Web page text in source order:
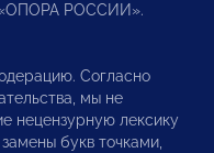
«ОПОРА РОССИИ».
Согласно
мы не
нецензурную лексику
букв точками,